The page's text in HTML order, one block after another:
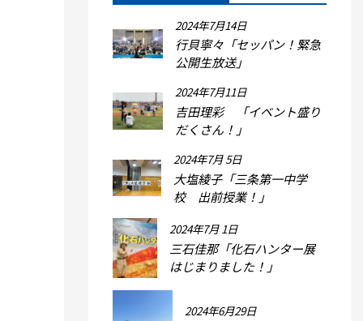
2024年7月14日
行貝寧々「セッパン！緊急
公開生放送」
2024年7月11日
吉田理彩 「イベント盛り
だくさん！」
2024年7月 5日
大塩綾子「三条第一中学
校 出前授業！」
2024年7月 1日
三石佳那「化石ハンター展
はじまりました！」
2024年6月29日